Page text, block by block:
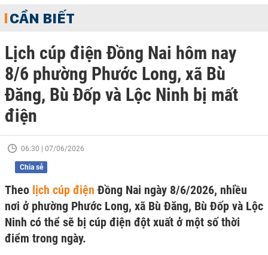
CẦN BIẾT
Lịch cúp điện Đồng Nai hôm nay
8/6 phường Phước Long, xã Bù
Đăng, Bù Đốp và Lộc Ninh bị mất
điện
06:30 | 07/06/2026
Chia sẻ
Theo lịch cúp điện Đồng Nai ngày 8/6/2026, nhiều
nơi ở phường Phước Long, xã Bù Đăng, Bù Đốp và Lộc
Ninh có thể sẽ bị cúp điện đột xuất ở một số thời
điểm trong ngày.